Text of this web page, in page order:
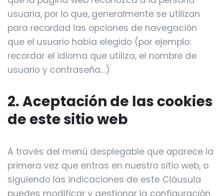
usuaria, por lo que, generalmente se utilizan
para recordad las opciones de navegación
que el usuario había elegido (por ejemplo:
recordar el idioma que utiliza, el nombre de
usuario y contraseña…)
2. Aceptación de las cookies
de este sitio web
A través del menú desplegable que aparece la
primera vez que entras en nuestro sitio web, o
siguiendo las indicaciones de este Cláusula
puedes modificar y gestionar la configuración